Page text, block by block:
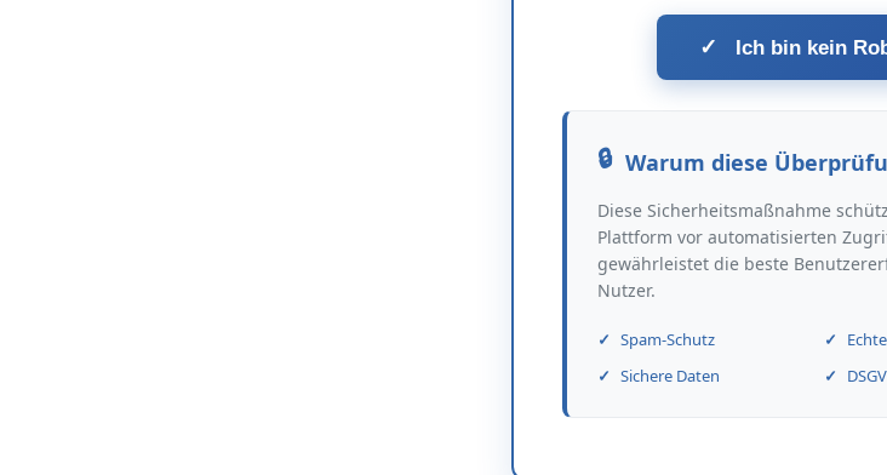
✓ Ich bin kein
Warum diese
Diese Sicherheitsmaßnahme
Plattform vor automatisierten
gewährleistet die beste
Nutzer.
Spam-Schutz
Sichere Daten